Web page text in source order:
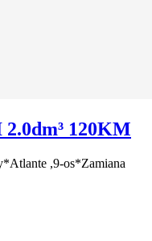
120KM
,9-os*Zamiana